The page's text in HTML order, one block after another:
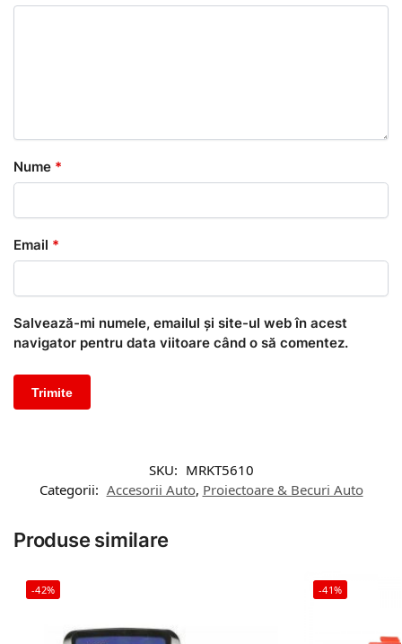
Nume *
Email *
Salvează-mi numele, emailul și site-ul web în acest
navigator pentru data viitoare când o să comentez.
SKU: MRKT5610
Categorii: Accesorii Auto, Proiectoare & Becuri Auto
Produse similare
-42% -41%